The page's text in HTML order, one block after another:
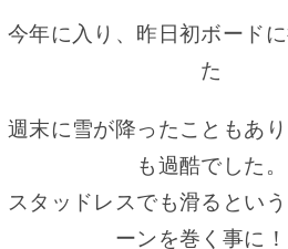
今年に入り、昨日初ボード
た
週末に雪が降ったこともあ
も過酷でした。
スタッドレスでも滑るとい
ーンを巻く事に！